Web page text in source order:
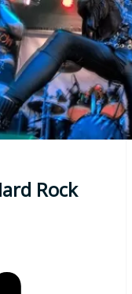
Rock